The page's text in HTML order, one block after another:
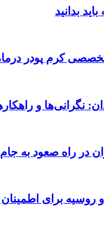
کرم پودر
نگرانی‌ها و
در راه صعود به
روسیه برای